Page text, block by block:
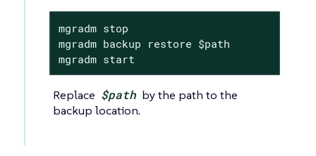
mgradm stop
mgradm backup restore $path
mgradm start
Replace $path by the path to the
backup location.